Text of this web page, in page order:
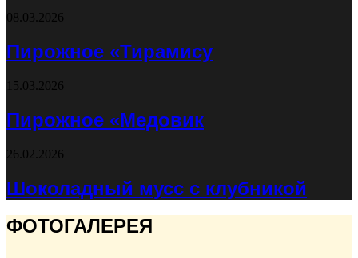
08.03.2026
Пирожное «Тирамису
15.03.2026
Пирожное «Медовик
26.02.2026
Шоколадный мусс с клубникой
ФОТОГАЛЕРЕЯ